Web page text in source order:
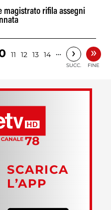
magistrato rifila assegni
11 12 13 14 … ›
SUCC.
»
FINE
SCARICA
L’APP